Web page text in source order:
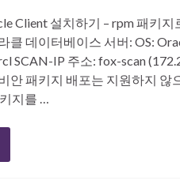
Client 설치하기 – rpm 패키
클 데이터베이스 서버: OS:
SCAN-IP 주소: fox-scan
안 패키지 배포는 지원하지
지를 …